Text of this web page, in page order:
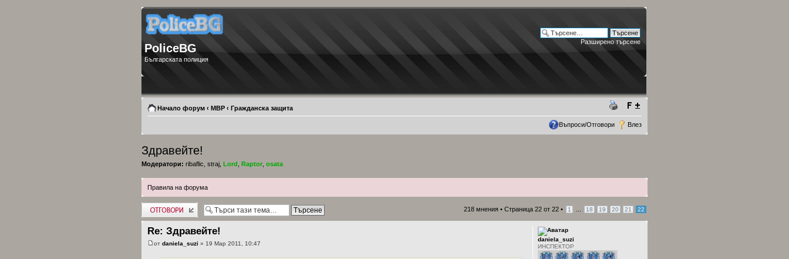
PoliceBG
Българската полиция
Разширено търсене
Начало форум ‹ МВР ‹ Гражданска защита
Въпроси/Отговори Влез
Здравейте!
Модератори: ribaflic straj Lord Raptor osata
Правила на форума
Добави отговор 218 мнения • Страница 22 от 22 • 1 18 19 20 21 22
Re: Здравейте!
от daniela_suzi » 19 Мар 2011, 10:47
daniela_suzi
ИНСПЕКТОР